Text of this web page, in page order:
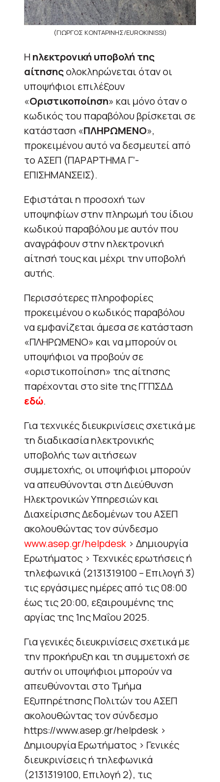
(ΓΙΩΡΓΟΣ ΚΟΝΤΑΡΙΝΗΣ/EUROKINISSI)
Η ηλεκτρονική υποβολή της
αίτησηςολοκληρώνεται όταν οι
υποψήφιοι επιλέξουν
«Οριστικοποίηση» και μόνο όταν ο
κωδικός του παραβόλου βρίσκεται σε
κατάσταση «ΠΛΗΡΩΜΕΝΟ»,
προκειμένου αυτό να δεσμευτεί από
το ΑΣΕΠ (ΠΑΡΑΡΤΗΜΑ Γ’-
ΕΠΙΣΗΜΑΝΣΕΙΣ).
Εφιστάται η προσοχή των
υποψηφίων στην πληρωμή του ίδιου
κωδικού παραβόλου με αυτόν που
αναγράφουν στην ηλεκτρονική
αίτησή τους και μέχρι την υποβολή
αυτής.
Περισσότερες πληροφορίες
προκειμένου ο κωδικός παραβόλου
να εμφανίζεται άμεσα σε κατάσταση
«ΠΛΗΡΩΜΕΝΟ» και να μπορούν οι
υποψήφιοι να προβούν σε
«οριστικοποίηση» της αίτησης
παρέχονται στο site της ΓΓΠΣΔΔ
εδώ.
Για τεχνικές διευκρινίσεις σχετικά με
τη διαδικασία ηλεκτρονικής
υποβολής των αιτήσεων
συμμετοχής, οι υποψήφιοι μπορούν
να απευθύνονται στη Διεύθυνση
Ηλεκτρονικών Υπηρεσιών και
Διαχείρισης Δεδομένων του ΑΣΕΠ
ακολουθώντας τον σύνδεσμο
www.asep.gr/helpdesk > Δημιουργία
Ερωτήματος > Τεχνικές ερωτήσεις ή
τηλεφωνικά (2131319100 – Επιλογή 3)
τις εργάσιμες ημέρες από τις 08:00
έως τις 20:00, εξαιρουμένης της
αργίας της 1ης Μαΐου 2025.
Για γενικές διευκρινίσεις σχετικά με
την προκήρυξη και τη συμμετοχή σε
αυτήν οι υποψήφιοι μπορούν να
απευθύνονται στο Τμήμα
Εξυπηρέτησης Πολιτών του ΑΣΕΠ
ακολουθώντας τον σύνδεσμο
https://www.asep.gr/helpdesk >
Δημιουργία Ερωτήματος > Γενικές
διευκρινίσεις ή τηλεφωνικά
(2131319100, Επιλογή 2), τις